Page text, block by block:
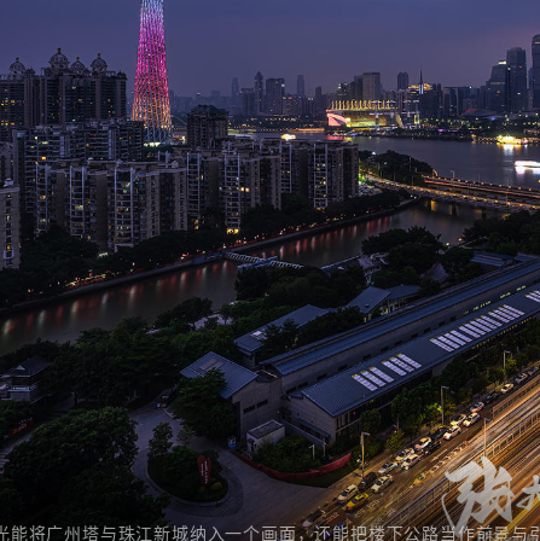
能将广州塔与珠江新城纳入一个画面，还能把楼下公路当作前景